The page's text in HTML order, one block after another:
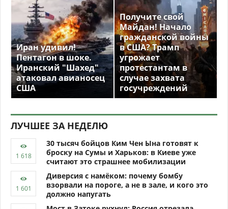
Иран удивил!
Пентагон в шоке.
Иранский "Шахед"
атаковал авианосец
США
Получите свой
Майдан! Начало
гражданской войны
в США? Трамп
угрожает
протестантам в
случае захвата
госучреждений
ЛУЧШЕЕ ЗА НЕДЕЛЮ
30 тысяч бойцов Ким Чен Ына готовят к
броску на Сумы и Харьков: в Киеве уже
считают это страшнее мобилизации
Диверсия с намёком: почему бомбу
взорвали на пороге, а не в зале, и кого это
должно напугать